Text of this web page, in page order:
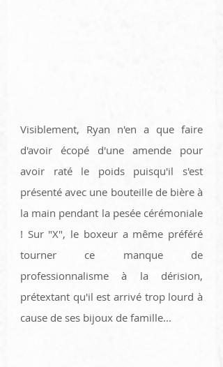
Visiblement, Ryan n'en a que faire
d'avoir écopé d'une amende pour
avoir raté le poids puisqu'il s'est
présenté avec une bouteille de bière à
la main pendant la pesée cérémoniale
! Sur "X", le boxeur a même préféré
tourner ce manque de
professionnalisme à la dérision,
prétextant qu'il est arrivé trop lourd à
cause de ses bijoux de famille...